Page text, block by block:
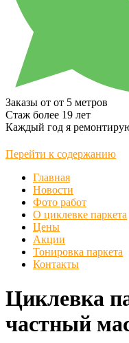
Заказы от от 5 метров
Стаж более 19 лет
Каждый год я
Перейти к содержанию
Главная
Новости
Фото работ
О циклевке паркета
Цены
Акции
Тонировка паркета
Контакты
Циклевка
частный